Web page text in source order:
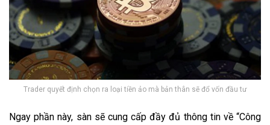
Trader quyết định chọn ra loại tiền ảo mà bản thân sẽ đổ vốn đầu tư
Ngay phần này, sàn sẽ cung cấp đầy đủ thông tin về “Công